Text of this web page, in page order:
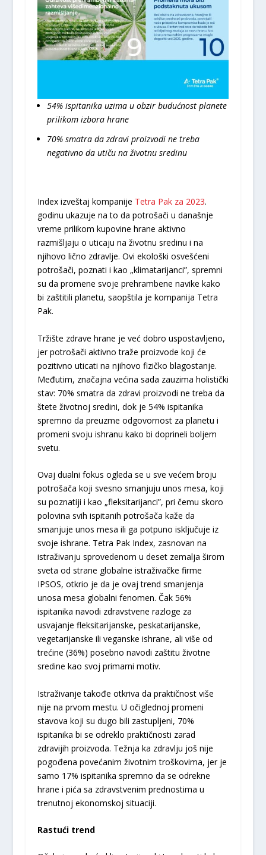
54% ispitanika uzima u obzir budućnost planete
prilikom izbora hrane
70% smatra da zdravi proizvodi ne treba
negativno da utiču na životnu sredinu
Index izveštaj kompanije Tetra Pak za 2023.
godinu ukazuje na to da potrošači u današnje
vreme prilikom kupovine hrane aktivno
razmišljaju o uticaju na životnu sredinu i na
njihovo lično zdravlje. Ovi ekološki osvešćeni
potrošači, poznati i kao „klimatarijanci”, spremni
su da promene svoje prehrambene navike kako
bi zaštitili planetu, saopštila je kompanija Tetra
Pak.
Tržište zdrave hrane je već dobro uspostavljeno,
jer potrošači aktivno traže proizvode koji će
pozitivno uticati na njihovo fizičko blagostanje.
Međutim, značajna većina sada zauzima holistički
stav: 70% smatra da zdravi proizvodi ne treba da
štete životnoj sredini, dok je 54% ispitanika
spremno da preuzme odgovornost za planetu i
promeni svoju ishranu kako bi doprineli boljem
svetu.
Ovaj dualni fokus ogleda se u sve većem broju
potrošača koji svesno smanjuju unos mesa, koji
su poznatiji i kao „fleksitarijanci”, pri čemu skoro
polovina svih ispitanih potrošača kaže da
smanjuje unos mesa ili ga potpuno isključuje iz
svoje ishrane. Tetra Pak Index, zasnovan na
istraživanju sprovedenom u deset zemalja širom
sveta od strane globalne istraživačke firme
IPSOS, otkrio je da je ovaj trend smanjenja
unosa mesa globalni fenomen. Čak 56%
ispitanika navodi zdravstvene razloge za
usvajanje fleksitarijanske, peskatarijanske,
vegetarijanske ili veganske ishrane, ali više od
trećine (36%) posebno navodi zaštitu životne
sredine kao svoj primarni motiv.
Istraživanje takođe otkriva da praktičnost više
nije na prvom mestu. U očiglednoj promeni
stavova koji su dugo bili zastupljeni, 70%
ispitanika bi se odreklo praktičnosti zarad
zdravijih proizvoda. Težnja ka zdravlju još nije
pogođena povećanim životnim troškovima, jer je
samo 17% ispitanika spremno da se odrekne
hrane i pića sa zdravstvenim prednostima u
trenutnoj ekonomskoj situaciji.
Rastući trend